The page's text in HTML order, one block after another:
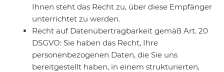
Ihnen steht das Recht zu, über diese Empfänger
unterrichtet zu werden.
Recht auf Datenübertragbarkeit gemäß Art. 20
DSGVO: Sie haben das Recht, Ihre
personenbezogenen Daten, die Sie uns
bereitgestellt haben, in einem strukturierten,